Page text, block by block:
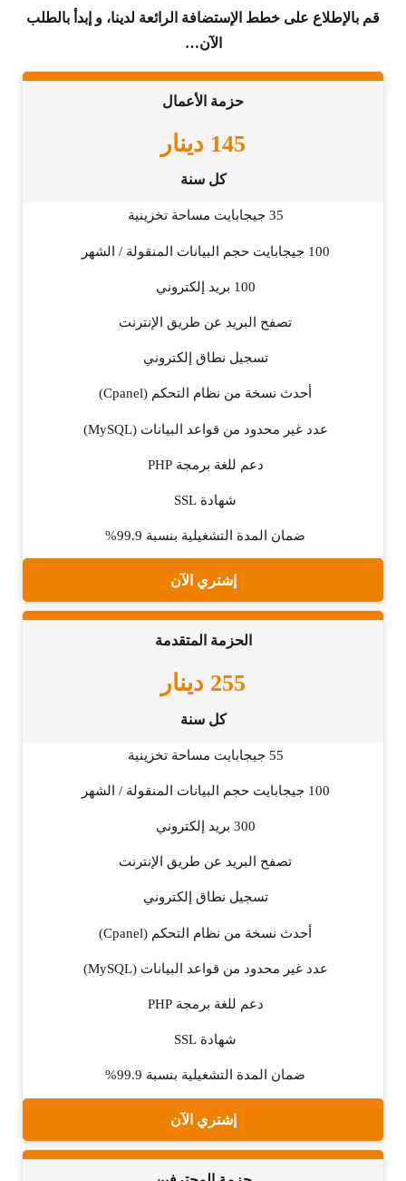
قم بالإطلاع على خطط الإستضافة الرائعة لدينا، و إبدأ بالطلب
الآن…
حزمة الأعمال
145 دينار
كل سنة
35 جيجابايت مساحة تخزينية
100 جيجابايت حجم البيانات المنقولة / الشهر
100 بريد إلكتروني
تصفح البريد عن طريق الإنترنت
تسجيل نطاق إلكتروني
أحدث نسخة من نظام التحكم (Cpanel)
عدد غير محدود من قواعد البيانات (MySQL)
دعم للغة برمجة PHP
شهادة SSL
ضمان المدة التشغيلية بنسبة 99.9%
إشتري الآن
الحزمة المتقدمة
255 دينار
كل سنة
55 جيجابايت مساحة تخزينية
100 جيجابايت حجم البيانات المنقولة / الشهر
300 بريد إلكتروني
تصفح البريد عن طريق الإنترنت
تسجيل نطاق إلكتروني
أحدث نسخة من نظام التحكم (Cpanel)
عدد غير محدود من قواعد البيانات (MySQL)
دعم للغة برمجة PHP
شهادة SSL
ضمان المدة التشغيلية بنسبة 99.9%
إشتري الآن